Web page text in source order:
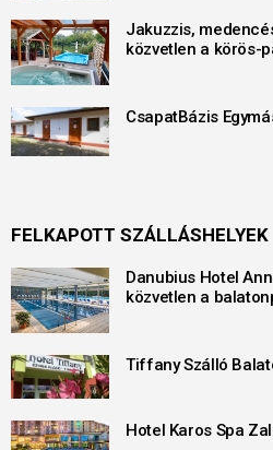
Jakuzzis,
közvetlen a körös-
CsapatBázis
FELKAPOTT SZÁLLÁSHELYEK
Danubius Hotel
közvetlen a
Tiffany Szálló
Hotel Karos Spa